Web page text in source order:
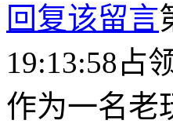
回复该留言
19:13:58占
作为一名老